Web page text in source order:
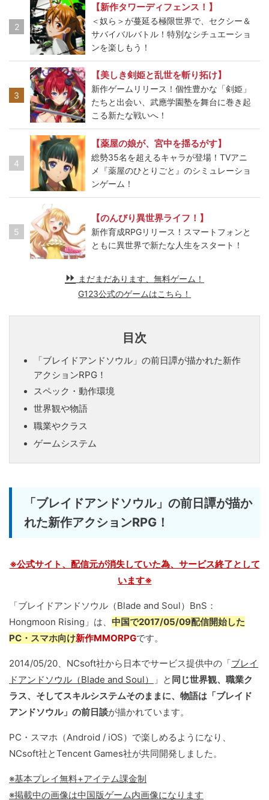
2
【新作タワーディフェンス！】
＜奴ら＞が蔓延る極限世界で、セクシー＆
サバイバルバトル！特別なシチュエーショ
ンを楽しもう！
3
【美しき剣姫と乱世を斬り拓け】
新作ゲームリリース！個性豊かな「剣姫」
たちと出会い、武應学園塾を舞台に巻き起
こる新たな戦いへ！
4
【薬屋の娘が、宮中を揺るがす】
総勢35名を超えるキャラが登場！TVアニ
メ『薬屋のひとりごと』のシミュレーショ
ンゲーム！
5
【のんびり異世界ライフ！】
新作育成RPGリリース！スマートフォンと
ともに異世界で新たな人生をスタート！
まだまだあります、無料ゲーム！
G123公式のゲームはこちら！
目次
「ブレイドアンドソウル」の前日譚が描かれた新作
アクションRPG！
スペック・動作環境
世界観や物語
職業やクラス
ゲームシステム
「ブレイドアンドソウル」の前日譚が描か
れた新作アクションRPG！
※公式サイト、配信元が消失していた為、サービス終了として
います※
「ブレイドアンドソウル（Blade and Soul）BnS：
Hongmoon Rising」は、 中国で2017/05/09配信開始した
PC・スマホ向け新作MMORPGです。
2014/05/20、NCsoft社から日本でサービス提供中の「ブレイ
ドアンドソウル（Blade and Soul）
」と 同じ世界観、職業ク
ラス、そしてスキルシステムそのままに、物語は「ブレイド
アンドソウル」の前日談が描かれています。
PC・スマホ（Android / iOS）で楽しめるようになり、
NCsoft社とTencent Games社が共同開発しました。
※基本プレイ無料+アイテム課金制
※掲載中の画像は中国版ゲーム内画像になります